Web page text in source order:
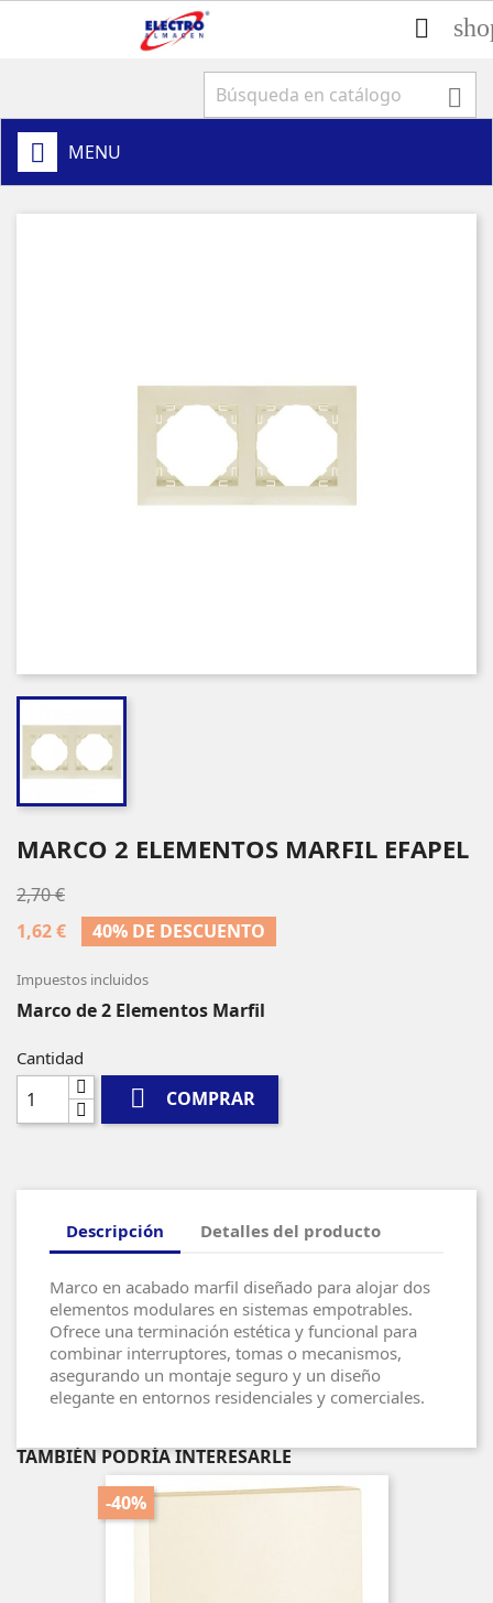


MENU
MARCO 2 ELEMENTOS MARFIL EFAPEL
2,70 €
1,62 €
40% DE DESCUENTO
Impuestos incluidos
Marco de 2 Elementos Marfil
Cantidad
 COMPRAR
Descripción Detalles del producto
Marco en acabado marfil diseñado para alojar dos
elementos modulares en sistemas empotrables.
Ofrece una terminación estética y funcional para
combinar interruptores, tomas o mecanismos,
asegurando un montaje seguro y un diseño
elegante en entornos residenciales y comerciales.
TAMBIÉN PODRÍA INTERESARLE
-40%